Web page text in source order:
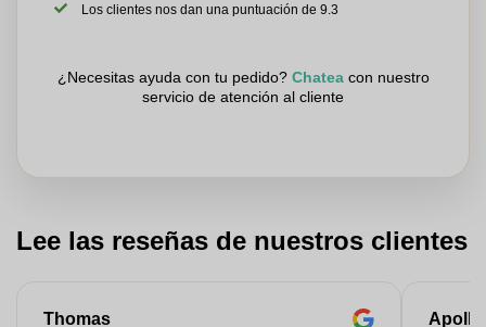
Los clientes nos dan una puntuación de 9.3
¿Necesitas ayuda con tu pedido? Chateacon nuestro
servicio de atención al cliente
Lee las reseñas de nuestros clientes
Thomas